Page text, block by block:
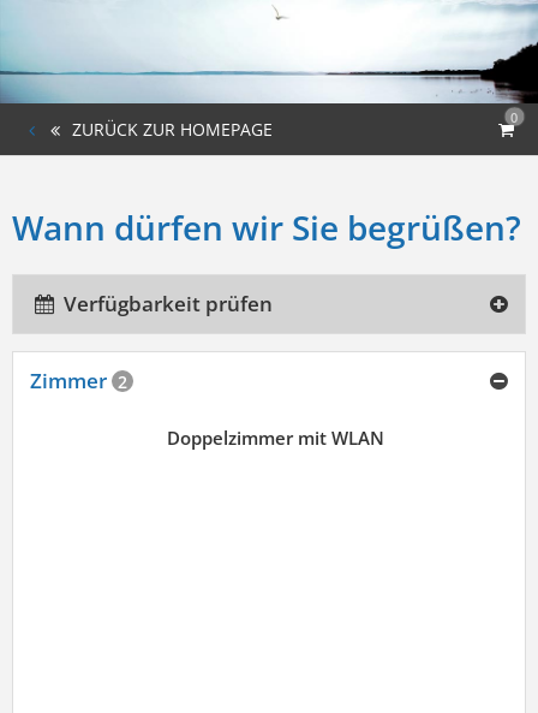
0
ZURÜCK ZUR HOMEPAGE
Wann dürfen wir Sie begrüßen?
Verfügbarkeit prüfen
Zimmer 2
Doppelzimmer mit WLAN